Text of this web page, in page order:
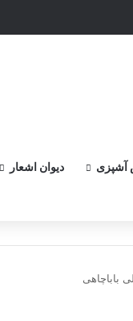
و پر گزنده ترین اهرمن آز
آشپزی دیوان اشعار
باباچاهی